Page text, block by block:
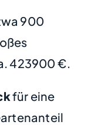
900
423900 €.
für eine